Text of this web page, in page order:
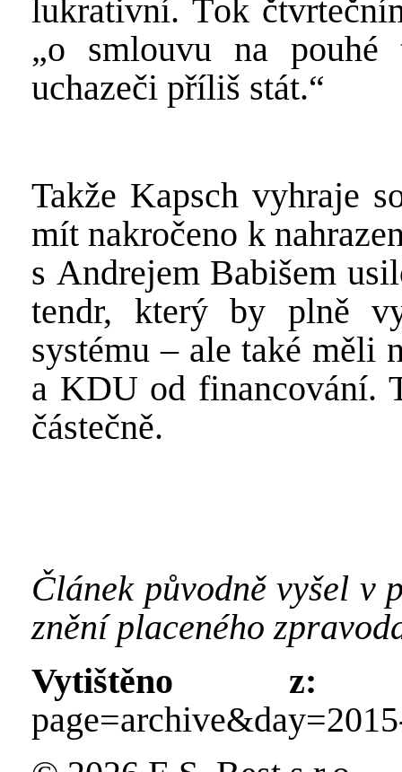
lukrativní. Ťok
„o smlouvu na
uchazeči příliš stát.“
Takže Kapsch vyhraje
mít nakročeno k
s Andrejem Babišem
tendr, který by plně
systému – ale také měli
a KDU od financování.
částečně.
Článek původně vyšel v
znění placeného
Vytištěno z: